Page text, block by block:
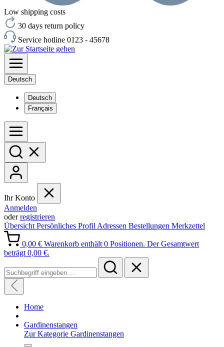
Low shipping costs
30 days return policy
Service hotline 0123 - 45678
Deutsch
Deutsch
Français
Ihr Konto
Anmelden
oderregistrieren
Übersicht Persönliches Profil Adressen Bestellungen Merkzettel
0,00 € Warenkorb enthält 0 Positionen. Der Gesamtwert
beträgt 0,00 €.
Home
Gardinenstangen
Zur Kategorie Gardinenstangen